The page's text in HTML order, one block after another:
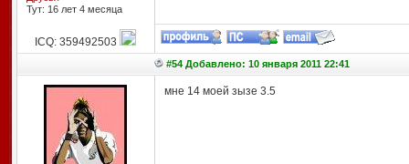
Тут: 16 лет 4 месяцa
ICQ: 359492503
#54 Добавлено: 10 января 2011 22:41
мне 14 моей зызе 3.5